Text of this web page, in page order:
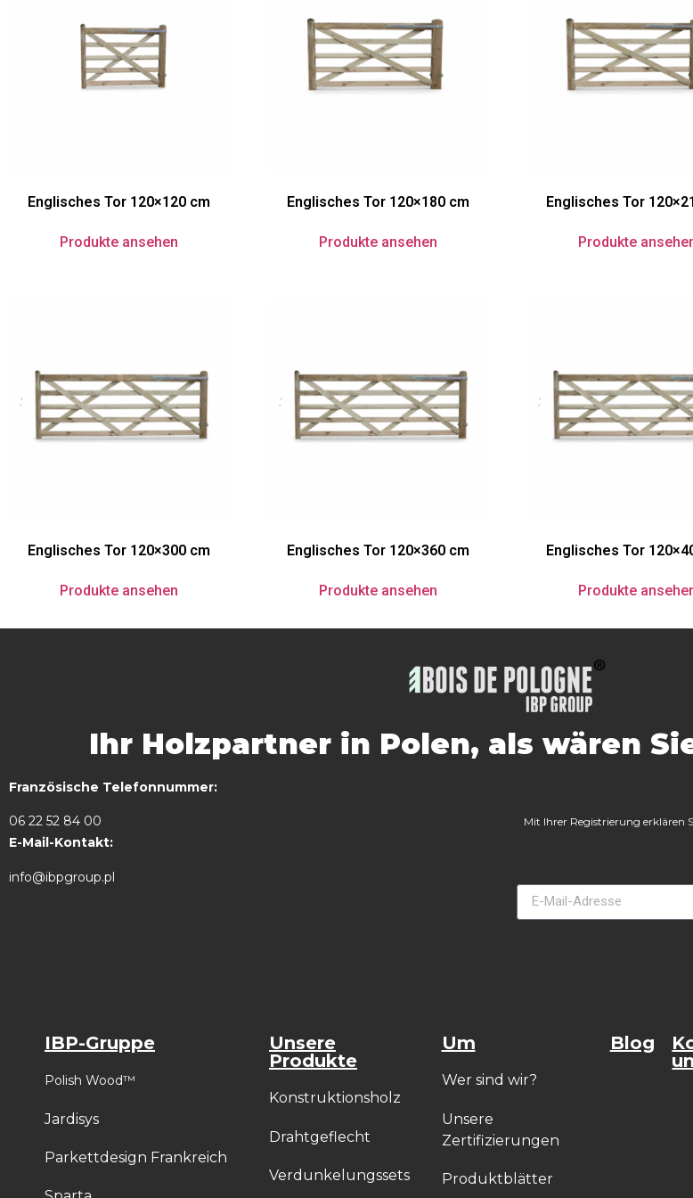
Englisches Tor 120×120 cm
Produkte ansehen
Englisches Tor 120×180 cm
Produkte ansehen
Englisches Tor
Produkte
Englisches Tor 120×300 cm
Produkte ansehen
Englisches Tor 120×360 cm
Produkte ansehen
Englisches Tor
Produkte
Ihr Holzpartner in Polen, als wären
Französische Telefonnummer:
06 22 52 84 00
E-Mail-Kontakt:
info@ibpgroup.pl
Mit Ihrer Registrierung erklären
IBP-Gruppe
Polish Wood™
Jardisys
Parkettdesign Frankreich
Unsere
Produkte
Konstruktionsholz
Drahtgeflecht
Verdunkelungssets
Um
Wer sind wir?
Unsere
Zertifizierungen
Produktblätter
Blog